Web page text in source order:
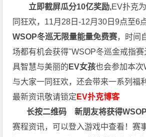
立即截屏瓜分10亿奖励,EV扑克
同狂欢，11月28日-12月30日9点至6
WSOP冬巡无限量能量免费赛，时间
场都有机会获得"WSOP冬巡金戒指
具智慧与美丽的 EV女孩也会参加本
与大家一同狂欢，还会带来一系列福
最新资讯敬请锁定 EV扑克博客
长按二维码新朋友将获得
赛程资讯，可以登入游戏中查看！赛